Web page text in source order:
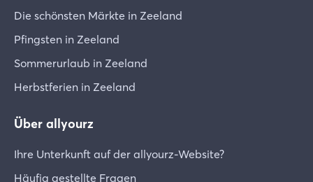
Die schönsten Märkte in Zeeland
Pfingsten in Zeeland
Sommerurlaub in Zeeland
Herbstferien in Zeeland
Über allyourz
Ihre Unterkunft auf der allyourz-Website?
Häufig gestellte Fragen